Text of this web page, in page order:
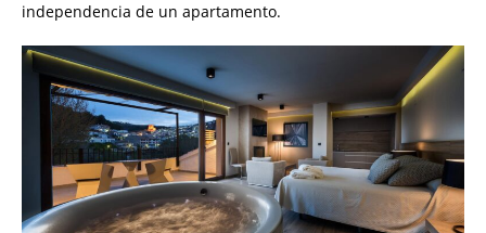
independencia de un apartamento.